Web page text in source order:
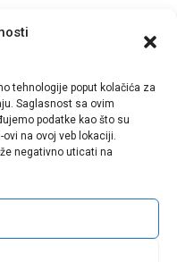
tehnologije poput kolačića za
Saglasnost sa ovim
podatke kao što su
na ovoj veb lokaciji.
negativno uticati na